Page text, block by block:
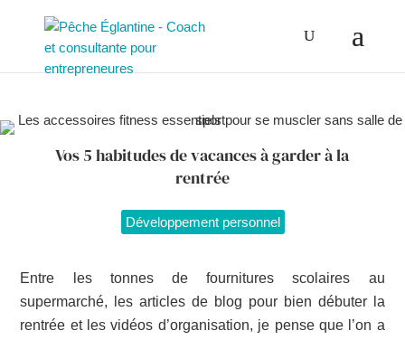
Vos 5 habitudes de vacances à garder à la
rentrée
Développement personnel
Entre les tonnes de fournitures scolaires au
supermarché, les articles de blog pour bien débuter la
rentrée et les vidéos d’organisation, je pense que l’on a